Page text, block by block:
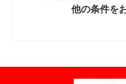
他の条件を